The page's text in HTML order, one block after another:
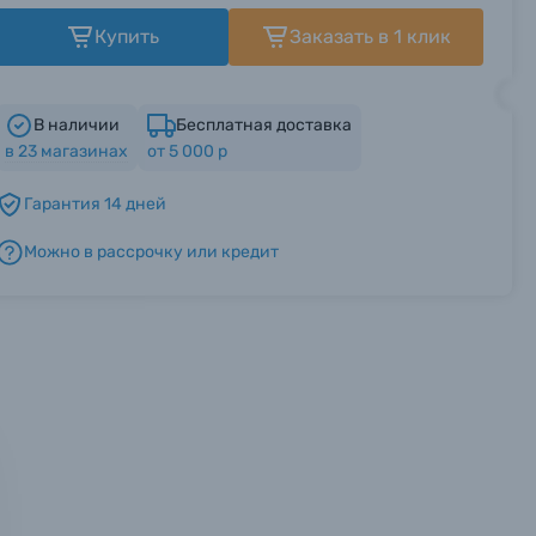
с
Купить Заказать в 1 клик
В наличии
в 23магазинах
Бесплатная доставка
от 5 000 р
Гарантия 14 дней
Можно в рассрочку или кредит